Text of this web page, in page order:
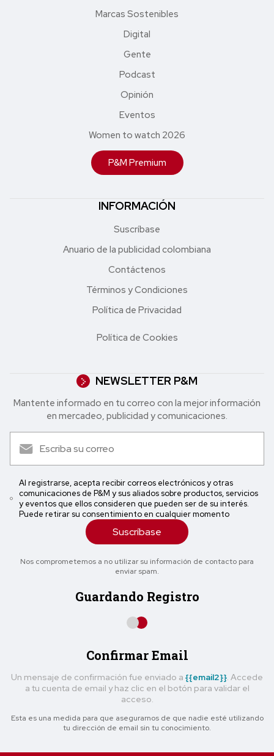
Marcas Sostenibles
Digital
Gente
Podcast
Opinión
Eventos
Women to watch 2026
P&M Premium
INFORMACIÓN
Suscríbase
Anuario de la publicidad colombiana
Contáctenos
Términos y Condiciones
Política de Privacidad
Política de Cookies
NEWSLETTER P&M
Mantente informado en tu correo con la mejor in formación
en mercadeo, publicidad y comunicaciones.
Al registrarse, acepta recibir correos electrónicos y otras
comunicaciones de P&M y sus aliados sobre productos, servicios
y eventos que ellos consideren que pueden ser de su interés.
Puede retirar su consentimiento en cualquier momento
Suscríbase
Nos comprometemos a no utilizar su información de contacto para
enviar spam.
Guardando Registro
Confirmar Email
Un mensaje de confirmación fue enviado a {{email2}} . Accede
a tu cuenta de email y haz clic en el botón para validar el
acceso.
Esta es una medida para que asegurarnos de que nadie esté utilizando
tu dirección de email sin tu conocimiento.